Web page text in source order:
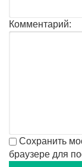
Комментарий:
Сохранить
браузере для